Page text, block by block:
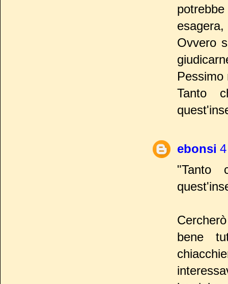
esagera,
Ovvero
Pessimo
Tanto
ebonsi
"Tanto
bene